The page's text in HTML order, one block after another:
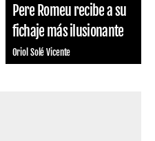
Pere Romeu recibe a su
fichaje más ilusionante
Oriol Solé Vicente